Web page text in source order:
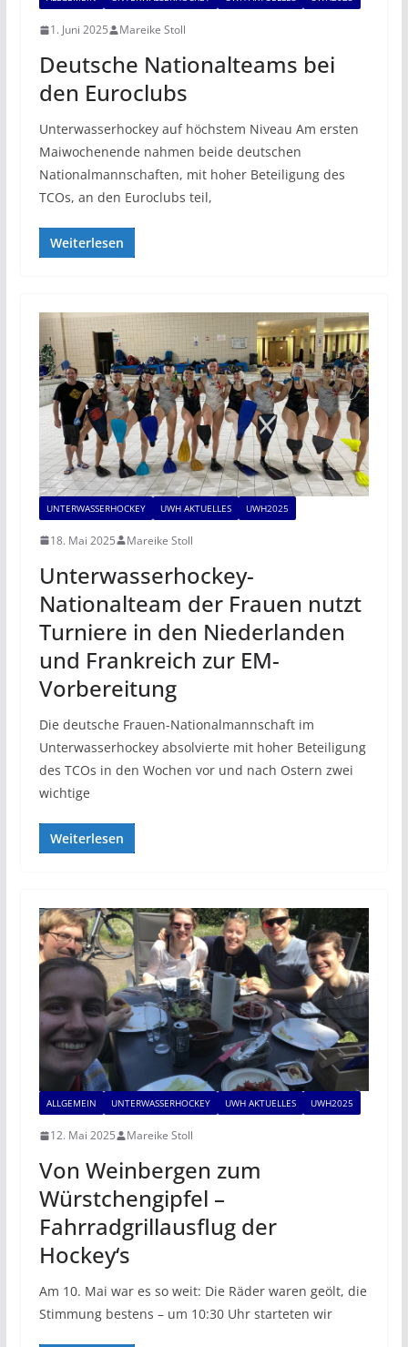
1. Juni 2025 Mareike Stoll
Deutsche Nationalteams bei
den Euroclubs
Unterwasserhockey auf höchstem Niveau Am ersten
Maiwochenende nahmen beide deutschen
Nationalmannschaften, mit hoher Beteiligung des
TCOs, an den Euroclubs teil,
Weiterlesen
UNTERWASSERHOCKEY UWH AKTUELLES UWH2025
18. Mai 2025 Mareike Stoll
Unterwasserhockey-
Nationalteam der Frauen nutzt
Turniere in den Niederlanden
und Frankreich zur EM-
Vorbereitung
Die deutsche Frauen-Nationalmannschaft im
Unterwasserhockey absolvierte mit hoher Beteiligung
des TCOs in den Wochen vor und nach Ostern zwei
wichtige
Weiterlesen
ALLGEMEIN UNTERWASSERHOCKEY UWH AKTUELLES UWH2025
12. Mai 2025 Mareike Stoll
Von Weinbergen zum
Würstchengipfel –
Fahrradgrillausflug der
Hockey‘s
Am 10. Mai war es so weit: Die Räder waren geölt, die
Stimmung bestens – um 10:30 Uhr starteten wir